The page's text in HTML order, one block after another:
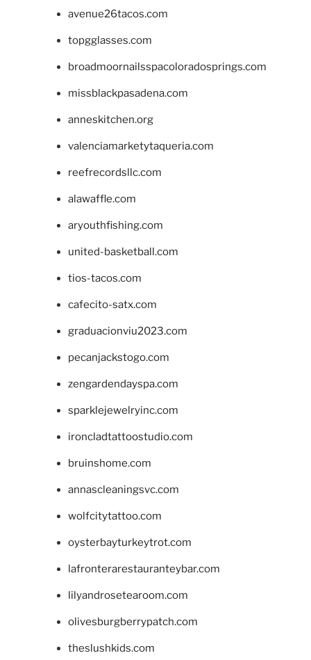
avenue26tacos.com
topgglasses.com
broadmoornailsspacoloradosprings.com
missblackpasadena.com
anneskitchen.org
valenciamarketytaqueria.com
reefrecordsllc.com
alawaffle.com
aryouthfishing.com
united-basketball.com
tios-tacos.com
cafecito-satx.com
graduacionviu2023.com
pecanjackstogo.com
zengardendayspa.com
sparklejewelryinc.com
ironcladtattoostudio.com
bruinshome.com
annascleaningsvc.com
wolfcitytattoo.com
oysterbayturkeytrot.com
lafronterarestauranteybar.com
lilyandrosetearoom.com
olivesburgberrypatch.com
theslushkids.com